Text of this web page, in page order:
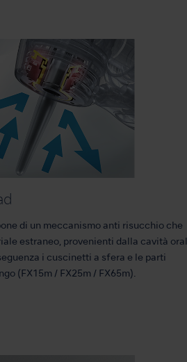
di un meccanismo anti risucchio che
estraneo, provenienti dalla cavità
i cuscinetti a sfera e le parti
(FX15m / FX25m / FX65m).